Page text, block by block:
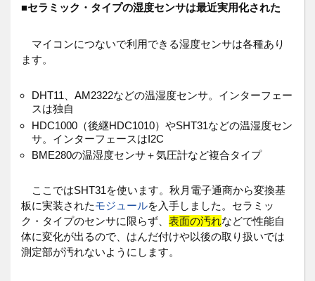
■セラミック・タイプの湿度センサは最近実用化された
マイコンにつないで利用できる湿度センサは各種あり
ます。
DHT11、AM2322などの温湿度センサ。インターフェー
スは独自
HDC1000（後継HDC1010）やSHT31などの温湿度セン
サ。インターフェースはI2C
BME280の温湿度センサ＋気圧計など複合タイプ
ここではSHT31を使います。秋月電子通商から変換基
板に実装されたモジュールを入手しました。セラミッ
ク・タイプのセンサに限らず、 表面の汚れなどで性能自
体に変化が出るので、はんだ付けや以後の取り扱いでは
測定部が汚れないようにします。